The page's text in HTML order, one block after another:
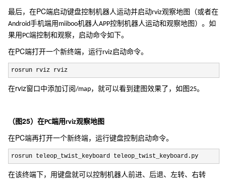
最后，在PC端启动键盘控制机器人运动并启动rviz观察地图（或者在
Android手机端用 miiboo机器人APP控制机器人运动和观察地图）。如
果用 PC端控制和观察，启动命令如下。
在PC端打开一个新终端，运行rviz启动命令。
rosrun rviz rviz
在rviz窗口中添加订阅/map，就可以看到建图效果了，如图25。
（图25）在PC端用rviz观察地图
在PC端再打开一个新终端，运行键盘控制启动命令。
rosrun teleop_twist_keyboard teleop_twist_keyboard.py
在该终端下，用键盘就可以控制机器人前进、后退、左转、右转